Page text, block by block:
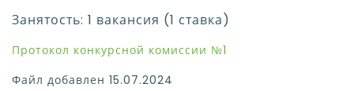
Занятость: 1 вакансия (1 ставка)
Протокол конкурсной комиссии №1
Файл добавлен 15.07.2024